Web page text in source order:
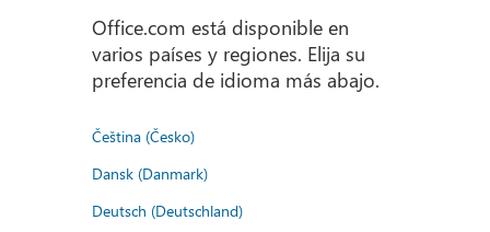
Office.com está disponible en
varios países y regiones. Elija su
preferencia de idioma más abajo.
Čeština (Česko)
Dansk (Danmark)
Deutsch (Deutschland)